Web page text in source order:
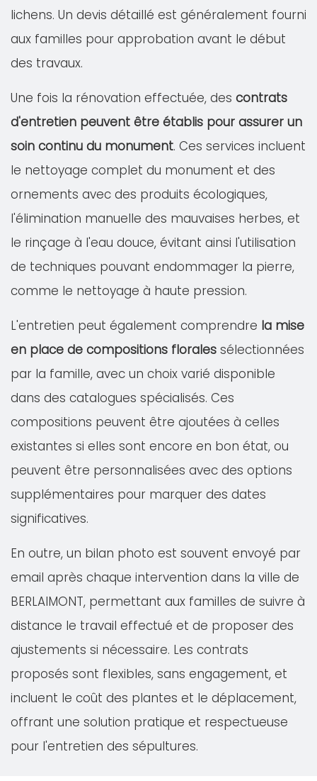
lichens. Un devis détaillé est généralement fourni
aux familles pour approbation avant le début
des travaux.
Une fois la rénovation effectuée, des contrats
d'entretien peuvent être établis pour assurer un
soin continu du monument. Ces services incluent
le nettoyage complet du monument et des
ornements avec des produits écologiques,
l'élimination manuelle des mauvaises herbes, et
le rinçage à l'eau douce, évitant ainsi l'utilisation
de techniques pouvant endommager la pierre,
comme le nettoyage à haute pression.
L'entretien peut également comprendre la mise
en place de compositions florales sélectionnées
par la famille, avec un choix varié disponible
dans des catalogues spécialisés. Ces
compositions peuvent être ajoutées à celles
existantes si elles sont encore en bon état, ou
peuvent être personnalisées avec des options
supplémentaires pour marquer des dates
significatives.
En outre, un bilan photo est souvent envoyé par
email après chaque intervention dans la ville de
BERLAIMONT, permettant aux familles de suivre à
distance le travail effectué et de proposer des
ajustements si nécessaire. Les contrats
proposés sont flexibles, sans engagement, et
incluent le coût des plantes et le déplacement,
offrant une solution pratique et respectueuse
pour l'entretien des sépultures.